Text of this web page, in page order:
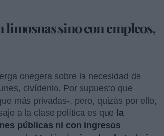
limosnas sino con empleos,
onegera sobre la necesidad de
olvídenlo. Por supuesto que
más privadas-, pero, quizás por ello,
a la clase política es que la
públicas ni con ingresos